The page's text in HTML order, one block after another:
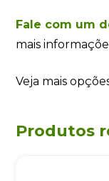
Fale com um
mais
Veja mais
Produtos